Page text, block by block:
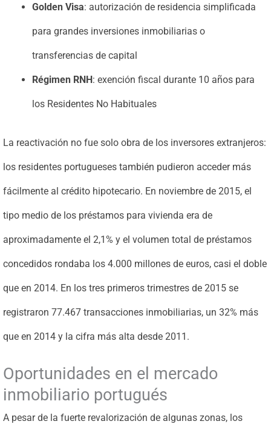
Golden Visa: autorización de residencia simplificada
para grandes inversiones inmobiliarias o
transferencias de capital
Régimen RNH: exención fiscal durante 10 años para
los Residentes No Habituales
La reactivación no fue solo obra de los inversores extranjeros:
los residentes portugueses también pudieron acceder más
fácilmente al crédito hipotecario. En noviembre de 2015, el
tipo medio de los préstamos para vivienda era de
aproximadamente el 2,1% y el volumen total de préstamos
concedidos rondaba los 4.000 millones de euros, casi el doble
que en 2014. En los tres primeros trimestres de 2015 se
registraron 77.467 transacciones inmobiliarias, un 32% más
que en 2014 y la cifra más alta desde 2011.
Oportunidades en el mercado
inmobiliario portugués
A pesar de la fuerte revalorización de algunas zonas, los